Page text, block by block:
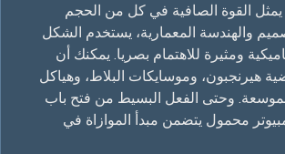
القوة الصافية في كل من الحجم
والهندسة المعمارية، يستخدم الشكل
ومثيرة للاهتمام بصريا. يمكنك أن
هيرنجبون، وموسايكات البلاط، وهياكل
وحتى الفعل البسيط من فتح باب
محمول يتضمن مبدأ الموازاة في